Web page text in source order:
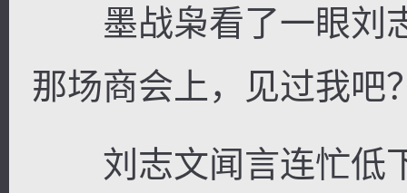
墨战枭看了一眼刘志
那场商会上，见过我吧
刘志文闻言连忙低下